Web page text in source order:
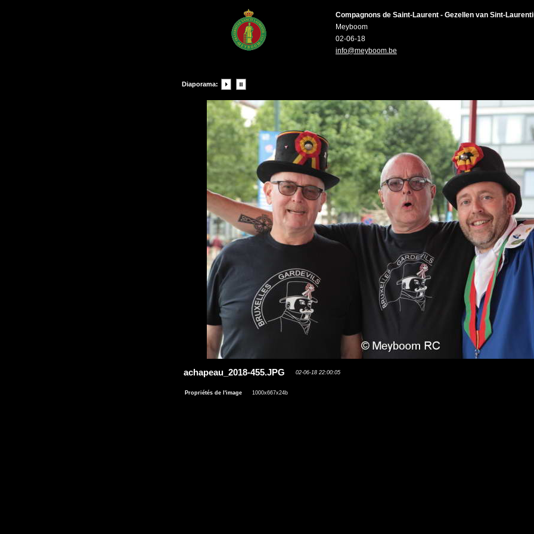
Compagnons de Saint-Laurent - Gezellen van Sint-
Meyboom
02-06-18
info@meyboom.be
Diaporama:
achapeau_2018-455.JPG 02-06-18 22:00:05
Propriétés de l'image 1000x667x24b